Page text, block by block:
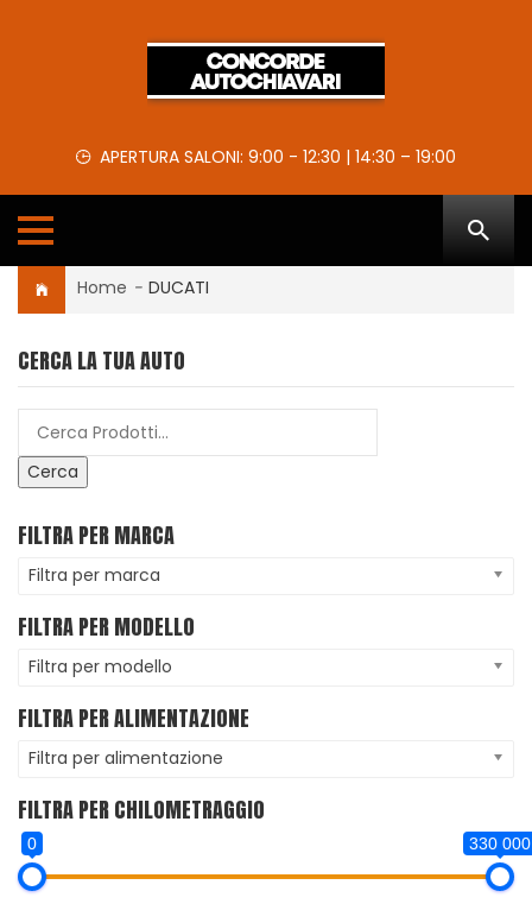
APERTURA SALONI: 9:00 - 12:30 | 14:30 – 19:00
Home - DUCATI
CERCA LA TUA AUTO
Cerca
FILTRA PER MARCA
Filtra per marca
FILTRA PER MODELLO
Filtra per modello
FILTRA PER ALIMENTAZIONE
Filtra per alimentazione
FILTRA PER CHILOMETRAGGIO
0 330 000